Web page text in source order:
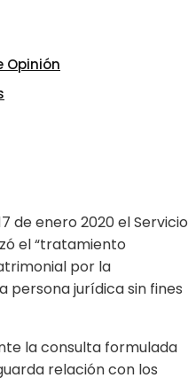
Opinión
de enero 2020 el Servicio
el “tratamiento
por la
persona jurídica sin fines
la consulta formulada
relación con los